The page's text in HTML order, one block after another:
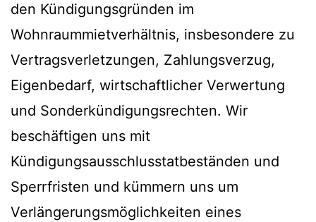
den Kündigungsgründen im
Wohnraummietverhältnis, insbesondere zu
Vertragsverletzungen, Zahlungsverzug,
Eigenbedarf, wirtschaftlicher Verwertung
und Sonderkündigungsrechten. Wir
beschäftigen uns mit
Kündigungsausschlusstatbeständen und
Sperrfristen und kümmern uns um
Verlängerungsmöglichkeiten eines